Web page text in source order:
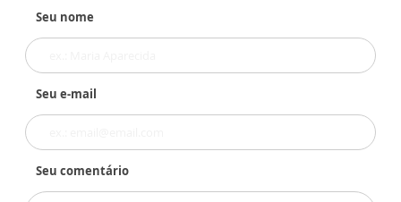
Seu nome
Seu e-mail
Seu comentário